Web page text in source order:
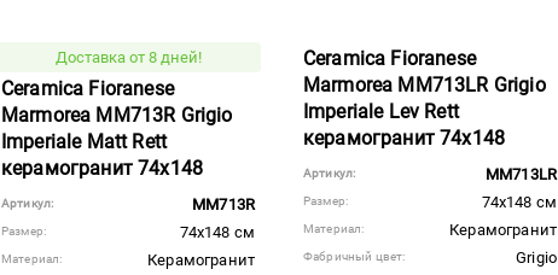
Доставка от 8 дней!
Ceramica Fioranese
Marmorea MM713R Grigio
Imperiale Matt Rett
керамогранит 74x148
Артикул: MM713R
Размер: 74x148 см
Материал: Керамогранит
Ceramica Fioranese
Marmorea MM713LR Grigio
Imperiale Lev Rett
керамогранит 74x148
Артикул: MM713LR
Размер: 74x148 см
Материал: Керамогранит
Фабричный цвет: Grigio